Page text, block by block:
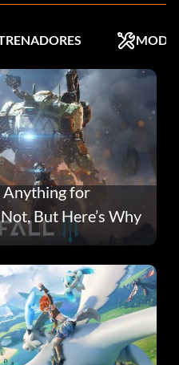
MODS
Anything for
But Here’s Why